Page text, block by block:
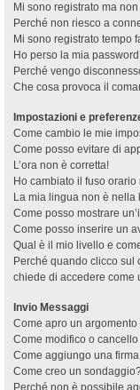
Mi sono registrato ma
Perché non riesco a
Mi sono registrato tempo
Ho perso la mia
Perché vengo
Che cosa provoca il
Impostazioni e
Come cambio le mie
Come posso evitare di
L’ora non è corretta!
Ho cambiato il fuso
La mia lingua non è nella
Come posso mostrare
Come posso inserire un
Qual è il mio livello e
Perché quando clicco sul
chiede di accedere come
Invio Messaggi
Come apro un
Come modifico o
Come aggiungo una
Come creo un
Perché non è possibile